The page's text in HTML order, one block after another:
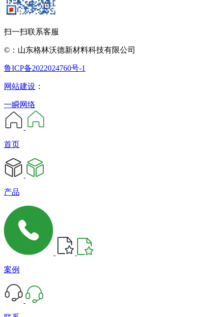
扫一扫联系客服
©：山东格林沃德新材料科技有限公司
鲁ICP备2022024760号-1
网站建设 ：
一瞬网络
首页
产品
案例